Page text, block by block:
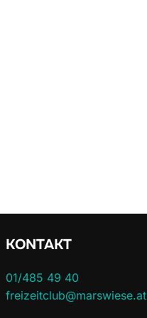
KONTAKT
01/485 49 40
freizeitclub@marswiese.at